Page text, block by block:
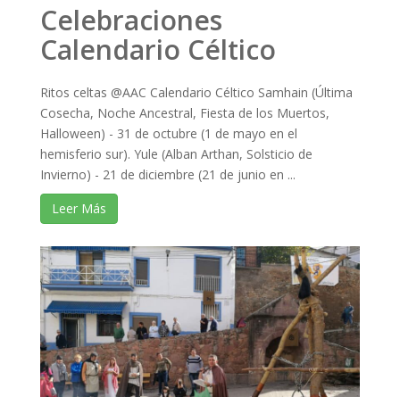
Celebraciones
Calendario Céltico
Ritos celtas @AAC Calendario Céltico Samhain (Última
Cosecha, Noche Ancestral, Fiesta de los Muertos,
Halloween) - 31 de octubre (1 de mayo en el
hemisferio sur). Yule (Alban Arthan, Solsticio de
Invierno) - 21 de diciembre (21 de junio en ...
Leer Más